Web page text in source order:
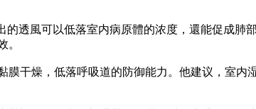
透風可以低落室内病原體的浓度，還能促成肺
。
干燥，低落呼吸道的防御能力。他建议，室内